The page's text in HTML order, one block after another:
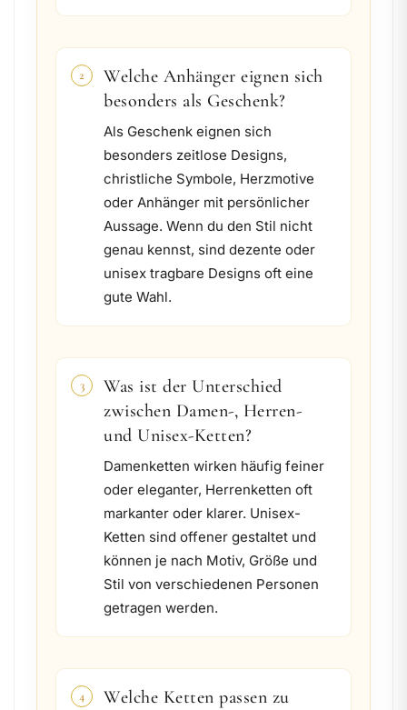
2
Welche Anhänger eignen sich
besonders als Geschenk?
Als Geschenk eignen sich
besonders zeitlose Designs,
christliche Symbole, Herzmotive
oder Anhänger mit persönlicher
Aussage. Wenn du den Stil nicht
genau kennst, sind dezente oder
unisex tragbare Designs oft eine
gute Wahl.
3
Was ist der Unterschied
zwischen Damen-, Herren-
und Unisex-Ketten?
Damenketten wirken häufig feiner
oder eleganter, Herrenketten oft
markanter oder klarer. Unisex-
Ketten sind offener gestaltet und
können je nach Motiv, Größe und
Stil von verschiedenen Personen
getragen werden.
4
Welche Ketten passen zu